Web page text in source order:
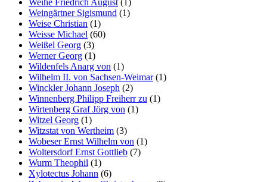
Weingärtner Sigismund (1)
Weise Christian (1)
Weisse Michael (60)
Weißel Georg (3)
Werner Georg (1)
Wildenfels Anarg von (1)
Wilhelm II. von Sachsen-Weimar(1)
Winckler Johann Joseph (2)
Winnenberg Philipp Freiherr zu (1)
Wirtenberg Graf Jörg von (1)
Witzel Georg (1)
Witzstat von Wertheim (3)
Wobeser Ernst Wilhelm von (1)
Woltersdorf Ernst Gottlieb (7)
Wurm Theophil (1)
Xylotectus Johann (6)